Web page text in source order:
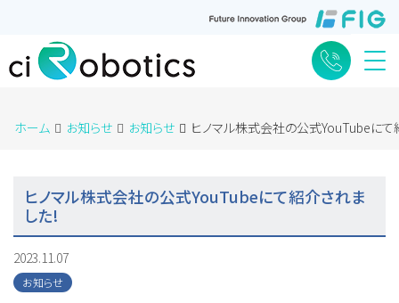
ホーム お知らせ お知らせ ヒノマル株式会社の公式YouTubeにて
ヒノマル株式会社の公式YouTubeにて紹介されま
した!
2023.11.07
お知らせ